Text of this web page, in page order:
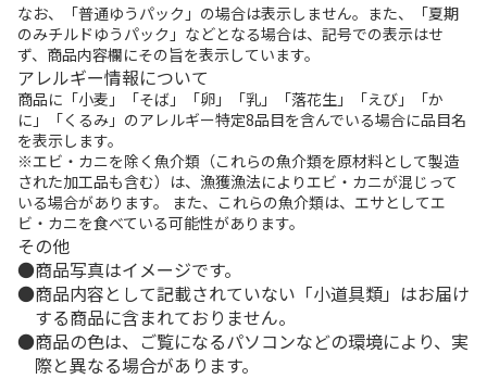
なお、「普通ゆうパック」の場合は表示しません。また、「夏期
のみチルドゆうパック」などとなる場合は、記号での表示はせ
ず、商品内容欄にその旨を表示しています。
アレルギー情報について
商品に「小麦」「そば」「卵」「乳」「落花生」「えび」「か
に」「くるみ」のアレルギー特定8品目を含んでいる場合に品目名
を表示します。
※エビ・カニを除く魚介類（これらの魚介類を原材料として製造
された加工品も含む）は、漁獲漁法によりエビ・カニが混じって
いる場合があります。 また、これらの魚介類は、エサとしてエ
ビ・カニを食べている可能性があります。
その他
商品写真はイメージです。
商品内容として記載されていない「小道具類」はお届け
する商品に含まれておりません。
商品の色は、ご覧になるパソコンなどの環境により、実
際と異なる場合があります。